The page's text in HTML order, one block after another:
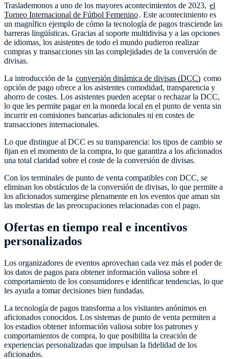
Traslademonos a uno de los mayores acontecimientos de 2023, el
Torneo Internacional de Fútbol Femenino. Este acontecimiento es
un magnífico ejemplo de cómo la tecnología de pagos trasciende las
barreras lingüísticas. Gracias al soporte multidivisa y a las opciones
de idiomas, los asistentes de todo el mundo pudieron realizar
compras y transacciones sin las complejidades de la conversión de
divisas.
La introducción de la conversión dinámica de divisas (DCC) como
opción de pago ofrece a los asistentes comodidad, transparencia y
ahorro de costes. Los asistentes pueden aceptar o rechazar la DCC,
lo que les permite pagar en la moneda local en el punto de venta sin
incurrir en comisiones bancarias adicionales ni en costes de
transacciones internacionales.
Lo que distingue al DCC es su transparencia: los tipos de cambio se
fijan en el momento de la compra, lo que garantiza a los aficionados
una total claridad sobre el coste de la conversión de divisas.
Con los terminales de punto de venta compatibles con DCC, se
eliminan los obstáculos de la conversión de divisas, lo que permite a
los aficionados sumergirse plenamente en los eventos que aman sin
las molestias de las preocupaciones relacionadas con el pago.
Ofertas en tiempo real e incentivos
personalizados
Los organizadores de eventos aprovechan cada vez más el poder de
los datos de pagos para obtener información valiosa sobre el
comportamiento de los consumidores e identificar tendencias, lo que
les ayuda a tomar decisiones bien fundadas.
La tecnología de pagos transforma a los visitantes anónimos en
aficionados conocidos. Los sistemas de punto de venta permiten a
los estadios obtener información valiosa sobre los patrones y
comportamientos de compra, lo que posibilita la creación de
experiencias personalizadas que impulsan la fidelidad de los
aficionados.